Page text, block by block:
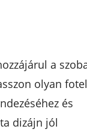
a
olyan
és
dizájn jól